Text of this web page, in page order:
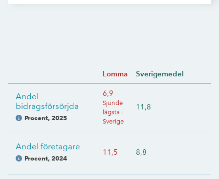
Lomma Sverigemedel
Andel
bidragsförsörjda
Procent, 2025
6,9
Sjunde
lägsta i
Sverige
11,8
Andel företagare
Procent, 2024
11,5 8,8